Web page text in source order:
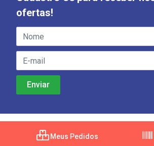
ofertas!
Meus Pedidos